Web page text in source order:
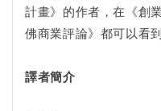
計畫》的作者，在《創
佛商業評論》都可以看
譯者簡介